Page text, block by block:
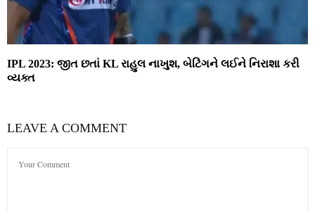
IPL 2023: જીત છતાં KL રાહુલ નાખુશ, બેટિંગને લઈને નિરાશા કરી
વ્યક્ત
LEAVE A COMMENT